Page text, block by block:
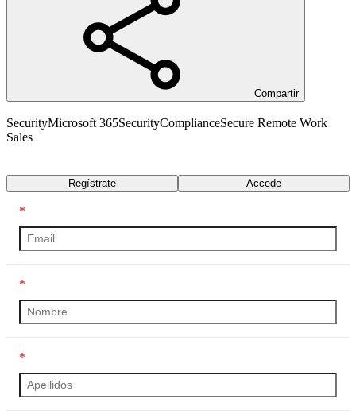
Compartir
SecurityMicrosoft 365SecurityComplianceSecure Remote Work
Sales
Regístrate Accede
*
*
*